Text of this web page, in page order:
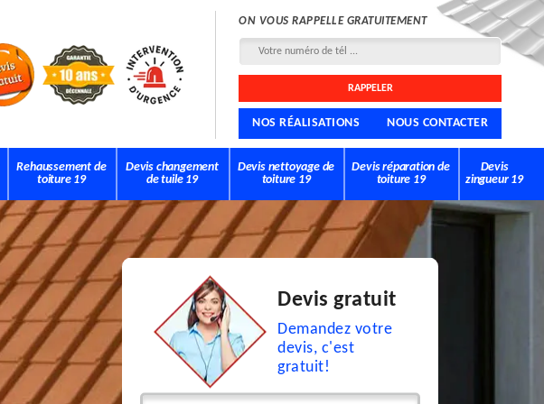
ON VOUS RAPPELLE GRATUITEMENT
NOS RÉALISATIONS NOUS CONTACTER
Rehaussement de
toiture 19
Devis changement
de tuile 19
Devis nettoyage de
toiture 19
Devis réparation de
toiture 19
Devis
zingueur 19
Devis gratuit
Demandez votre
devis, c'est
gratuit!